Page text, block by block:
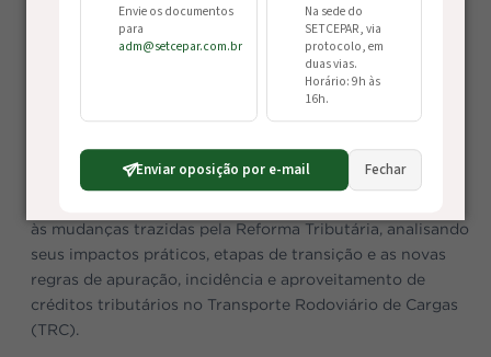
Envie os documentos
para
adm@setcepar.com.br
Na sede do
SETCEPAR, via
protocolo, em
duas vias.
Horário: 9h às
16h.
Enviar oposição por e-mail Fechar
Reforma Tributária
às mudanças trazidas pela Reforma Tributária, analisando
seus impactos práticos, etapas de transição e as novas
regras de apuração, incidência e aproveitamento de
créditos tributários no Transporte Rodoviário de Cargas
(TRC).